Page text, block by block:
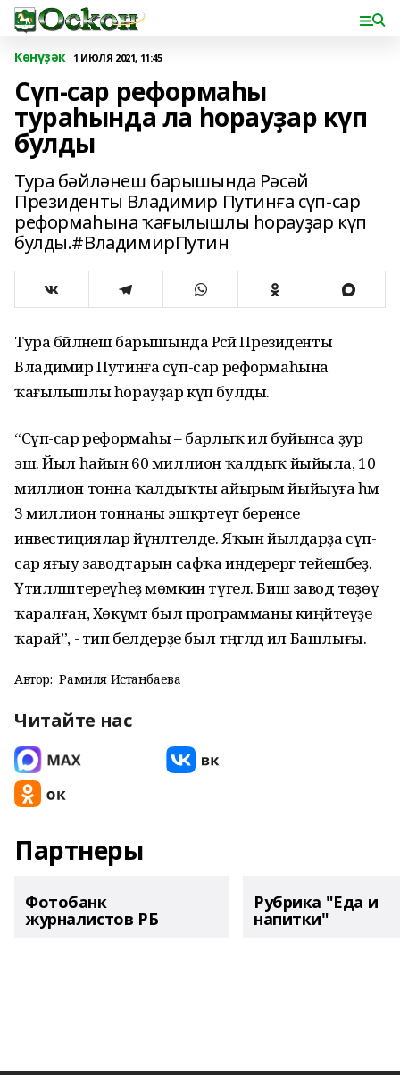
Көнүҙәк 1 ИЮЛЯ 2021, 11:45
Сүп-сар реформаһы
тураһында ла һорауҙар күп
булды
Тура бәйләнеш барышында Рәсәй
Президенты Владимир Путинға сүп-сар
реформаһына ҡағылышлы һорауҙар күп
булды.#ВладимирПутин
Тура бәйләнеш барышында Рәсәй Президенты
Владимир Путинға сүп-сар реформаһына
ҡағылышлы һорауҙар күп булды.
“Сүп-сар реформаһы – барлыҡ ил буйынса ҙур
эш. Йыл һайын 60 миллион ҡалдыҡ йыйыла, 10
миллион тонна ҡалдыҡты айырым йыйыуға һәм
3 миллион тоннаны эшкәртеүгә беренсе
инвестициялар йүнәлтелде. Яҡын йылдарҙа сүп-
сар яғыу заводтарын сафҡа индерергә тейешбеҙ.
Үтилләштереүһеҙ мөмкин түгел. Биш завод төҙөү
ҡаралған, Хөкүмәт был программаны киңәйтеүҙе
ҡарай”, - тип белдерҙе был тәңгәлдә ил Башлығы.
Автор: Рамиля Истанбаева
Читайте нас
Партнеры
Фотобанк
журналистов РБ
Рубрика "Еда и
напитки"